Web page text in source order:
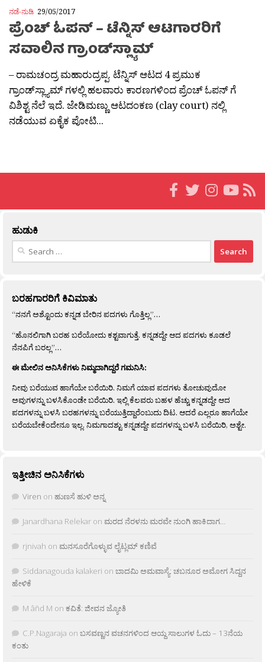
ನಡೆ-ನುಡಿ 29/05/2017
ಪ್ರೆಂಚ್ ಓಪನ್ – ಟೆನ್ನಿಸ್ ಆಟಗಾರರಿಗೆ
ಸವಾಲಿನ ಗ್ರಾಂಡ್‌ಸ್ಲ್ಯಾಮ್
– ರಾಮಚಂದ್ರ ಮಹಾರುದ್ರಪ್ಪ. ಟೆನ್ನಿಸ್ ಆಟದ 4 ಪ್ರಮುಕ
ಗ್ರಾಂಡ್‌ಸ್ಲ್ಯಾಮ್ ಗಳಲ್ಲಿ ಹಲವಾರು ಕಾರಣಗಳಿಂದ ಪ್ರೆಂಚ್ ಓಪನ್ ಗೆ
ವಿಶಿಶ್ಟ ನೆಲೆ ಇದೆ. ಜೇಡಿಮಣ್ಣು ಆಟದಂಕಣ (clay court) ನಲ್ಲಿ
ನಡೆಯುವ ಏಕೈಕ ಪೋಟಿ...
ಹುಡುಕಿ
Search
ಬರಹಗಾರರಿಗೆ ಕಿವಿಮಾತು
“ನನಗೆ ಅಶ್ಟೊಂದು ಕನ್ನಡ ಬೇರಿನ ಪದಗಳು ಗೊತ್ತಿಲ್ಲ”…
“ಹೊನಲಿಗಾಗಿ ಬರಹ ಬರೆಯೋದು ಕಶ್ಟವಾಗುತ್ತೆ. ಕನ್ನಡದ್ದೇ ಆದ ಪದಗಳು ಕೂಡಲೆ
ನೆನಪಿಗೆ ಬರಲ್ಲ”…
ಈ ಮೇಲಿನ ಅನಿಸಿಕೆಗಳು ನಿಮ್ಮದಾಗಿದ್ದರೆ ಗಮನಿಸಿ:
ನೀವು ಬರೆಯುವ ಹಾಗೆಯೇ ಬರೆಯಿರಿ. ನಿಮಗೆ ಯಾವ ಪದಗಳು ತೋಚುವುದೋ
ಅವುಗಳನ್ನು ಬಳಸಿಕೊಂಡೇ ಬರೆಯಿರಿ. ಇಲ್ಲಿ ಕೆಲವರು ಬಹಳ ಹೆಚ್ಚು ಕನ್ನಡದ್ದೇ ಆದ
ಪದಗಳನ್ನು ಬಳಸಿ ಬರಹಗಳನ್ನು ಬರೆಯುತ್ತಿದ್ದಾರೆಂಬುದು ದಿಟ. ಆದರೆ ಎಲ್ಲರೂ ಹಾಗೆಯೇ
ಬರೆಯಬೇಕೆಂದೇನೂ ಇಲ್ಲ. ನಿಮಗಾದಶ್ಟು ಕನ್ನಡದ್ದೇ ಪದಗಳನ್ನು ಬಳಸಿ ಬರೆಯಿರಿ, ಅಶ್ಟೇ.
ಇತ್ತೀಚಿನ ಅನಿಸಿಕೆಗಳು
Viren on ಹುಣಸೆ ಹುಳಿ ಅನ್ನ
Janardhana Relekar on ಮರದ ನೆರಳನು ಮರವೇ ನುಂಗಿ ಹಾಕಿದಾಗ…
rjnivah on ಮನಸೂರೆಗೊಳ್ಳುವ ಲೈಟ್ಲಮ್ ಕಣಿವೆ
Siddanagouda kalakeri on ಬಾದಮಿ ಅಮವಾಸ್ಯೆ: ಚಬನೂರ ಅಮೋಗ ಸಿದ್ದನ
ಹೇಳಿಕೆ
M âñd M on ಕವಿತೆ: ಜೀವನ ಜ್ಯೋತಿ
C.P.Nagaraja on ಬಸವಣ್ಣನ ವಚನಗಳಿಂದ ಆಯ್ದ ಸಾಲುಗಳ ಓದು – 13ನೆಯ
ಕಂತು